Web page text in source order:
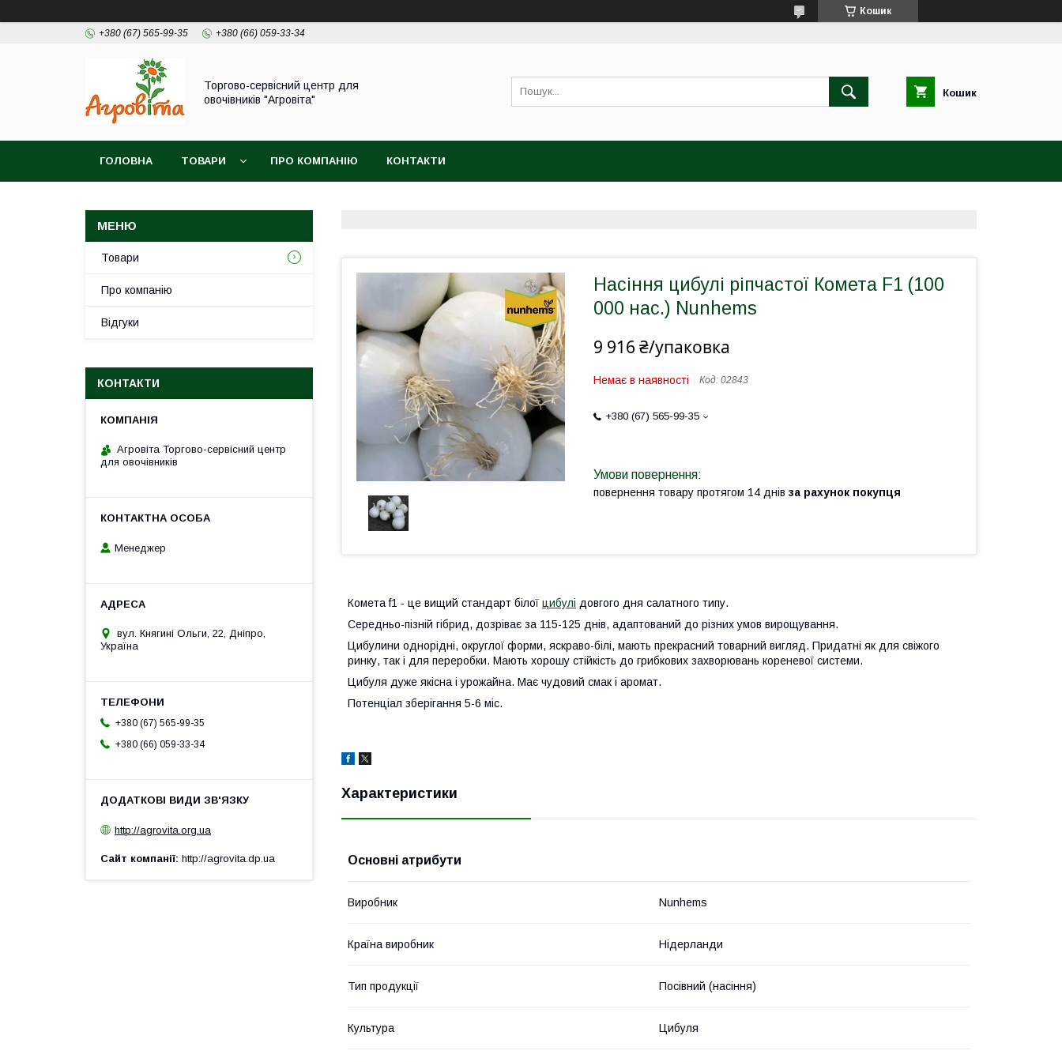
Кошик
+380 (67) 565-99-35 +380 (66) 059-33-34
Торгово-сервісний центр для
овочівників "Агровіта"
Кошик
ГОЛОВНА ТОВАРИ ПРО КОМПАНІЮ КОНТАКТИ
Насіння цибулі ріпчастої Комета F1 (100
000 нас.) Nunhems
9 916 ₴/упаковка
Немає в наявності Код: 02843
+380 (67) 565-99-35
повернення товару протягом 14 днів за рахунок покупця
Комета f1 - це вищий стандарт білої цибулі довгого дня салатного типу.
Середньо-пізній гібрид, дозріває за 115-125 днів, адаптований до різних умов вирощування.
Цибулини однорідні, округлої форми, яскраво-білі, мають прекрасний товарний вигляд. Придатні як для свіжого
ринку, так і для переробки. Мають хорошу стійкість до грибкових захворювань кореневої системи.
Цибуля дуже якісна і урожайна. Має чудовий смак і аромат.
Потенціал зберігання 5-6 міс.
Характеристики
Основні атрибути
Виробник Nunhems
Країна виробник Нідерланди
Тип продукції Посівний (насіння)
Культура Цибуля
Товари
Про компанію
Відгуки
КОНТАКТИ
Агровіта Торгово-сервісний центр
для овочівників
Менеджер
вул. Княгині Ольги, 22, Дніпро,
Україна
+380 (67) 565-99-35
+380 (66) 059-33-34
http://agrovita.org.ua
Сайт компанії http://agrovita.dp.ua